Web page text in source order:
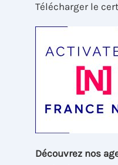
Télécharger le
Découvrez nos